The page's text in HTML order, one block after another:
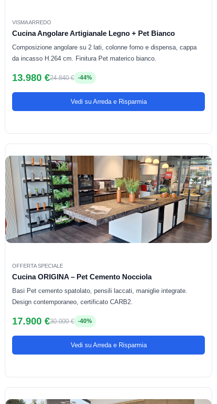
VISMA ARREDO
Cucina Angolare Artigianale Legno + Pet Bianco
Composizione angolare su 2 lati, colonne forno e dispensa, cappa
da incasso H.264 cm. Finitura Pet materico bianco.
13.980 €24.840 € -44%
Vedi su Arreda e Risparmia
OFFERTA SPECIALE
Cucina ORIGINA – Pet Cemento Nocciola
Basi Pet cemento spatolato, pensili laccati, maniglie integrate.
Design contemporaneo, certificato CARB2.
17.900 €30.000 € -40%
Vedi su Arreda e Risparmia